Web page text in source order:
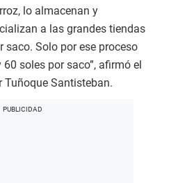
lo almacenan y
a las grandes tiendas
saco. Solo por ese proceso
soles por saco”, afirmó el
Tuñoque Santisteban.